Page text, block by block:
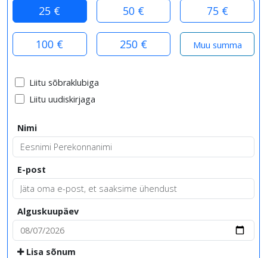
25 € 50 € 75 €
100 € 250 €
Liitu sõbraklubiga
Liitu uudiskirjaga
Nimi
E-post
Alguskuupäev
Lisa sõnum